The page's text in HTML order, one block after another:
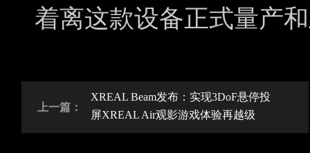
着离这款设备正式量产
上一篇：
XREAL Beam发布：实现3DoF悬停投
屏XREAL Air观影游戏体验再越级